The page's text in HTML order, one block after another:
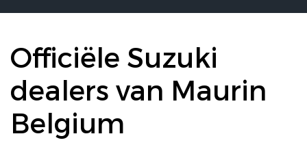
Officiële Suzuki
dealers van Maurin
Belgium